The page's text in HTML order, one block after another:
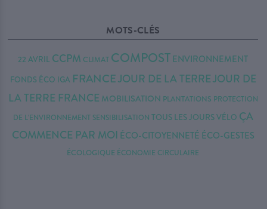
MOTS-CLÉS
22 AVRIL CCPM CLIMAT COMPOSTENVIRONNEMENT
FONDS ÉCO IGA FRANCEJOUR DE LA TERREJOUR DE
LA TERRE FRANCE MOBILISATION PLANTATIONS PROTECTION
DE L'ENVIRONNEMENT SENSIBILISATION TOUS LES JOURSVÉLO ÇA
COMMENCE PAR MOI ÉCO-CITOYENNETÉ ÉCO-GESTES
ÉCOLOGIQUE ÉCONOMIE CIRCULAIRE